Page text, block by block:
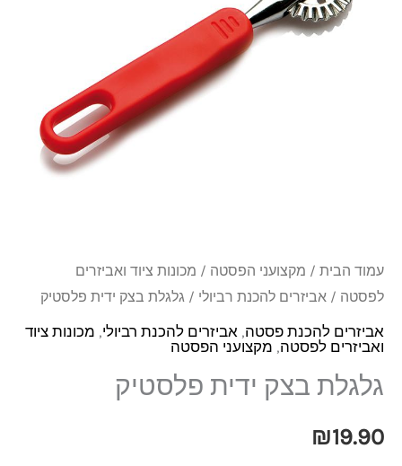
עמוד הבית / מקצועני הפסטה / מכונות ציוד ואביזרים
לפסטה / אביזרים להכנת רביולי / גלגלת בצק ידית פלסטיק
אביזרים להכנת פסטה, אביזרים להכנת רביולי, מכונות ציוד
ואביזרים לפסטה, מקצועני הפסטה
גלגלת בצק ידית פלסטיק
₪19.90
פלסטיק